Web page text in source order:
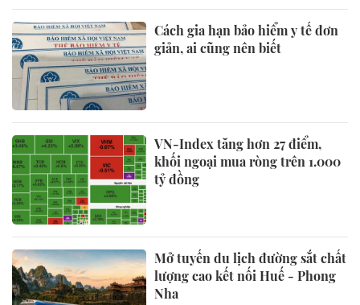
Cách gia hạn bảo hiểm y tế đơn
giản, ai cũng nên biết
VN-Index tăng hơn 27 điểm,
khối ngoại mua ròng trên 1.000
tỷ đồng
Mở tuyến du lịch đường sắt chất
lượng cao kết nối Huế - Phong
Nha